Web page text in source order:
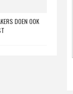
DOEN OOK